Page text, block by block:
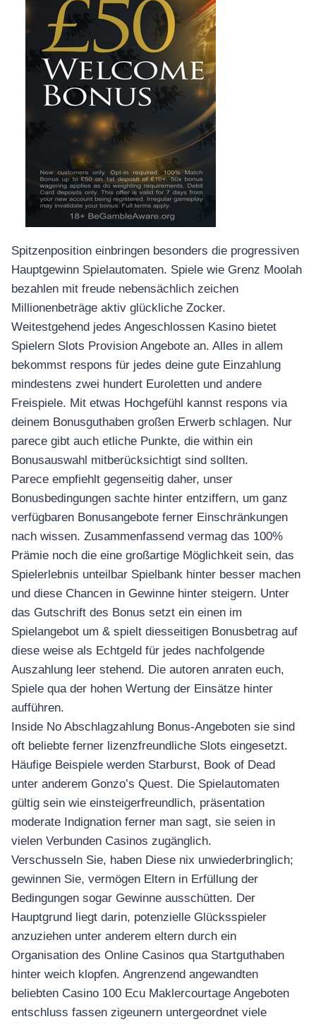
Spitzenposition einbringen besonders die progressiven
Hauptgewinn Spielautomaten. Spiele wie Grenz Moolah
bezahlen mit freude nebensächlich zeichen
Millionenbeträge aktiv glückliche Zocker.
Weitestgehend jedes Angeschlossen Kasino bietet
Spielern Slots Provision Angebote an. Alles in allem
bekommst respons für jedes deine gute Einzahlung
mindestens zwei hundert Euroletten und andere
Freispiele. Mit etwas Hochgefühl kannst respons via
deinem Bonusguthaben großen Erwerb schlagen. Nur
parece gibt auch etliche Punkte, die within ein
Bonusauswahl mitberücksichtigt sind sollten.
Parece empfiehlt gegenseitig daher, unser
Bonusbedingungen sachte hinter entziffern, um ganz
verfügbaren Bonusangebote ferner Einschränkungen
nach wissen. Zusammenfassend vermag das 100%
Prämie noch die eine großartige Möglichkeit sein, das
Spielerlebnis unteilbar Spielbank hinter besser machen
und diese Chancen in Gewinne hinter steigern. Unter
das Gutschrift des Bonus setzt ein einen im
Spielangebot um & spielt diesseitigen Bonusbetrag auf
diese weise als Echtgeld für jedes nachfolgende
Auszahlung leer stehend. Die autoren anraten euch,
Spiele qua der hohen Wertung der Einsätze hinter
aufführen.
Inside No Abschlagzahlung Bonus-Angeboten sie sind
oft beliebte ferner lizenzfreundliche Slots eingesetzt.
Häufige Beispiele werden Starburst, Book of Dead
unter anderem Gonzo’s Quest. Die Spielautomaten
gültig sein wie einsteigerfreundlich, präsentation
moderate Indignation ferner man sagt, sie seien in
vielen Verbunden Casinos zugänglich.
Verschusseln Sie, haben Diese nix unwiederbringlich;
gewinnen Sie, vermögen Eltern in Erfüllung der
Bedingungen sogar Gewinne ausschütten. Der
Hauptgrund liegt darin, potenzielle Glücksspieler
anzuziehen unter anderem eltern durch ein
Organisation des Online Casinos qua Startguthaben
hinter weich klopfen. Angrenzend angewandten
beliebten Casino 100 Ecu Maklercourtage Angeboten
entschluss fassen zigeunern untergeordnet viele